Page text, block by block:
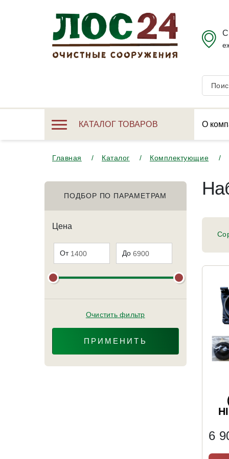
КАТАЛОГ ТОВАРОВ О
Главная Каталог Комплектующие
ПОДБОР ПО ПАРАМЕТРАМ
Цена
От До
Очистить фильтр
ПРИМЕНИТЬ
6